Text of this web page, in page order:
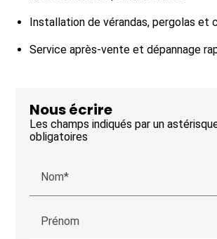
Installation de vérandas, pergolas et
Service après-vente et dépannage
Nous écrire
Les champs indiqués par un
obligatoires
Nom*
Prénom